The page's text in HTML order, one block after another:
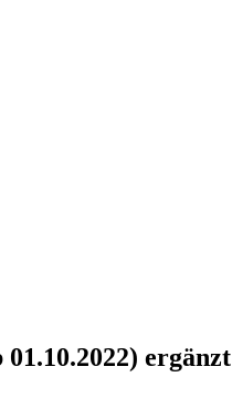
ergänzt